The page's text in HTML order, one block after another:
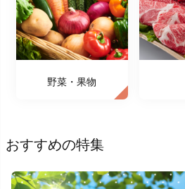
野菜・果物
おすすめの特集